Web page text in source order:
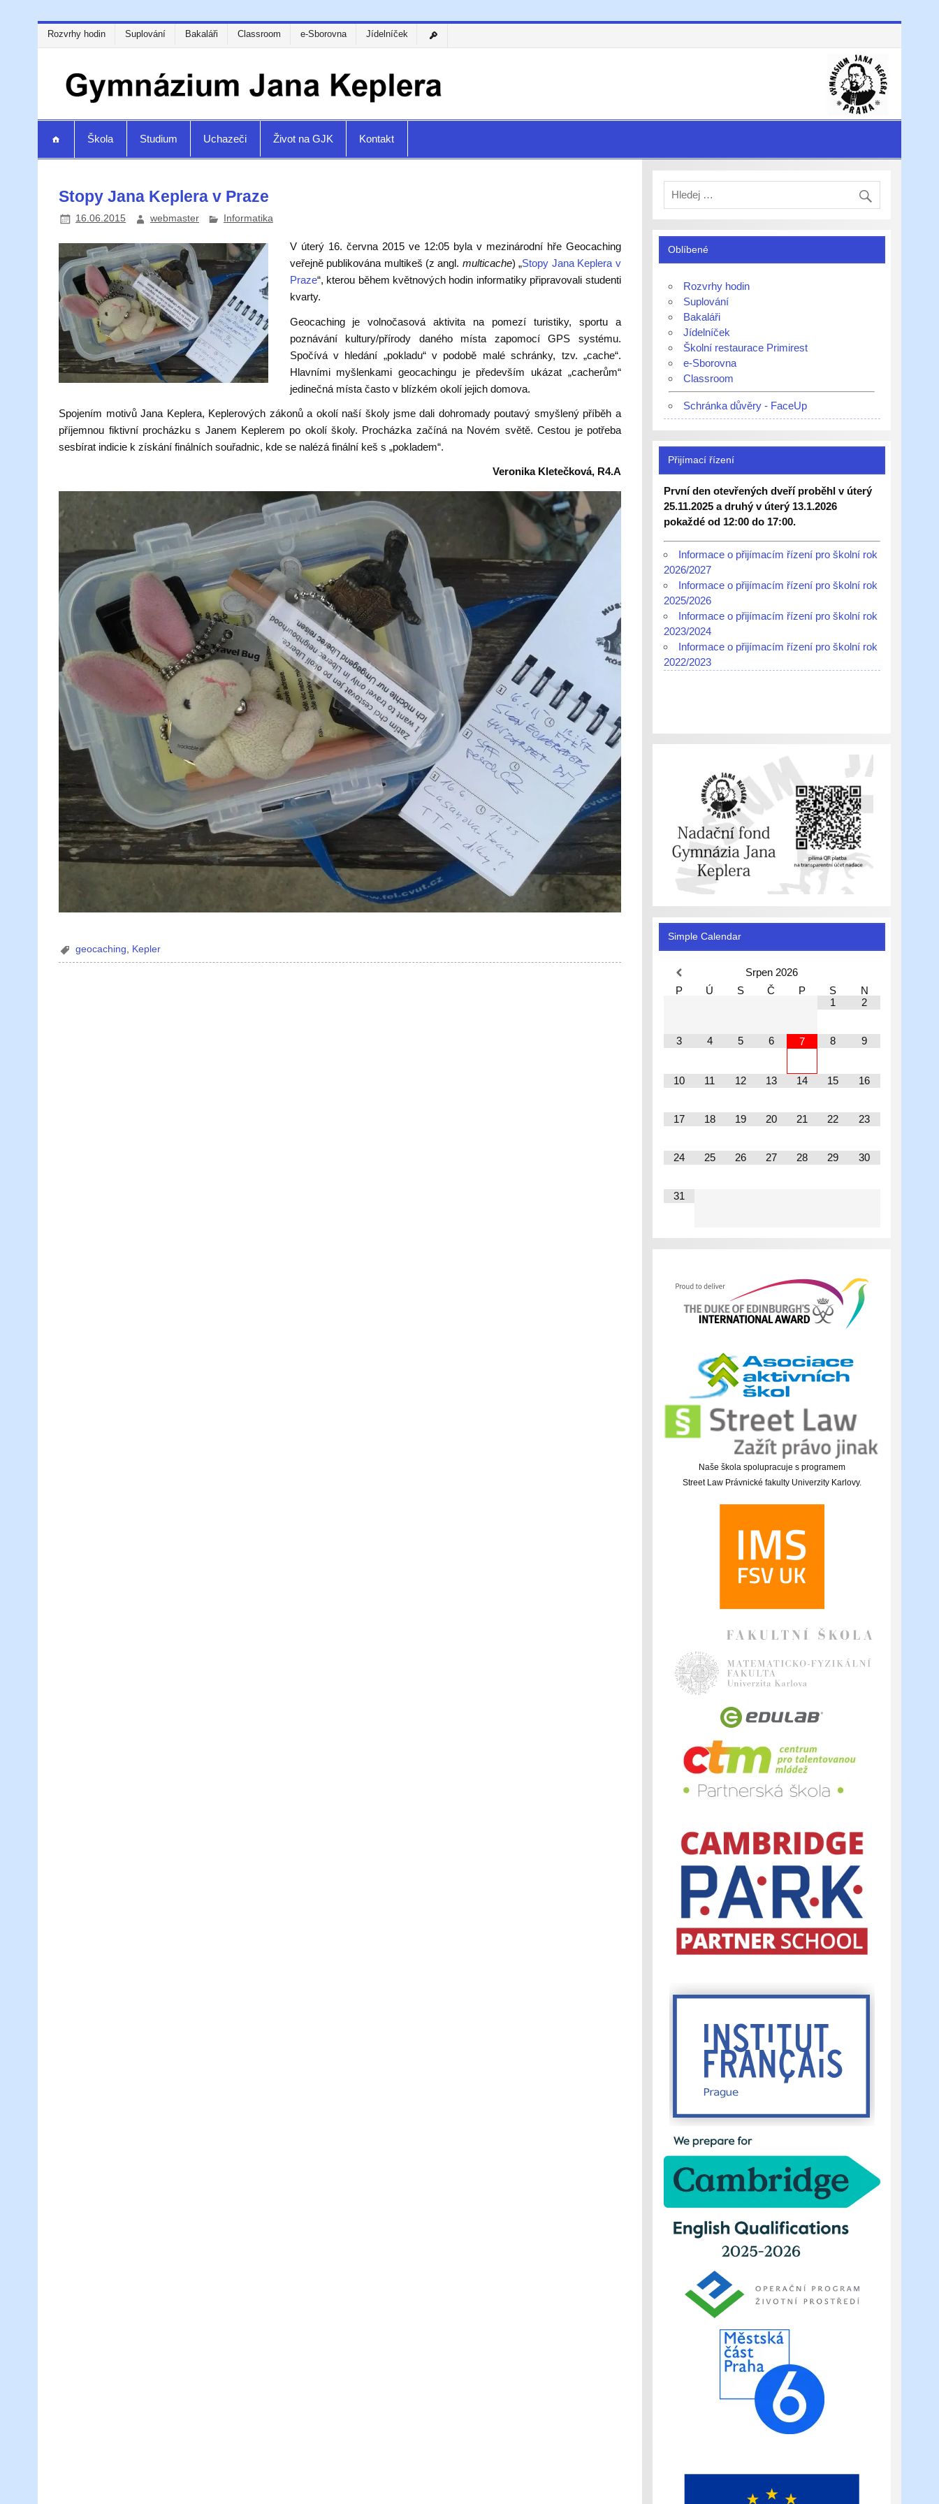
Rozvrhy hodin Suplování Bakaláři Classroom e-Sborovna Jídelníček
Škola Studium Uchazeči Život na GJK Kontakt
Stopy Jana Keplera v Praze
16.06.2015 webmaster Informatika
V úterý 16. června 2015 ve 12:05 byla v mezinárodní hře Geocaching
veřejně publikována multikeš (z angl. multicache) „Stopy Jana Keplera v
Praze“, kterou během květnových hodin informatiky připravovali studenti
kvarty.
Geocaching je volnočasová aktivita na pomezí turistiky, sportu a
poznávání kultury/přírody daného místa zapomocí GPS systému.
Spočívá v hledání „pokladu“ v podobě malé schránky, tzv. „cache“.
Hlavními myšlenkami geocachingu je především ukázat „cacherům“
jedinečná místa často v blízkém okolí jejich domova.
Spojením motivů Jana Keplera, Keplerových zákonů a okolí naší školy jsme dali dohromady poutavý smyšlený příběh a
příjemnou fiktivní procházku s Janem Keplerem po okolí školy. Procházka začíná na Novém světě. Cestou je potřeba
sesbírat indicie k získání finálních souřadnic, kde se nalézá finální keš s „pokladem“.
Veronika Kletečková, R4.A
geocaching Kepler
Oblíbené
Rozvrhy hodin
Suplování
Bakaláři
Jídelníček
Školní restaurace Primirest
e-Sborovna
Classroom
Schránka důvěry - FaceUp
Přijímací řízení
První den otevřených dveří proběhl v úterý
25.11.2025 a druhý v úterý 13.1.2026
pokaždé od 12:00 do 17:00.
Informace o přijímacím řízení pro školní rok
2026/2027
Informace o přijímacím řízení pro školní rok
2025/2026
Informace o přijímacím řízení pro školní rok
2023/2024
Informace o přijímacím řízení pro školní rok
2022/2023
Simple Calendar
Srpen 2026
P
Ú S Č P S
N
1
2
3 4 5 6 7 8 9
10 11 12 13 14 15 16
17 18 19 20 21 22 23
24 25 26 27 28 29 30
31
Naše škola spolupracuje s programem
Street Law Právnické fakulty Univerzity Karlovy.